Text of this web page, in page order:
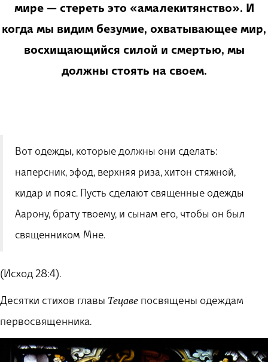
мире — стереть это «амалекитянство». И
когда мы видим безумие, охватывающее мир,
восхищающийся силой и смертью, мы
должны стоять на своем.
Вот одежды, которые должны они сделать:
наперсник, эфод, верхняя риза, хитон стяжной,
кидар и пояс. Пусть сделают священные одежды
Аарону, брату твоему, и сынам его, чтобы он был
священником Мне.
(Исход 28:4).
Десятки стихов главы Тецаве посвящены одеждам
первосвященника.